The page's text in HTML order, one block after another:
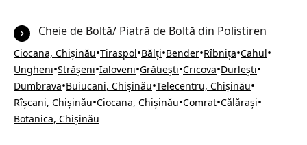
Cheie de Boltă/ Piatră de Boltă din Polistiren
Ciocana, Chișinău•Tiraspol•Bălți•Bender•Rîbnița•Cahul•
Ungheni•Strășeni•Ialoveni•Grătiești•Cricova•Durlești•
Dumbrava•Buiucani, Chișinău•Telecentru, Chișinău•
Rîșcani, Chișinău•Ciocana, Chișinău•Comrat•Călărași•
Botanica, Chișinău